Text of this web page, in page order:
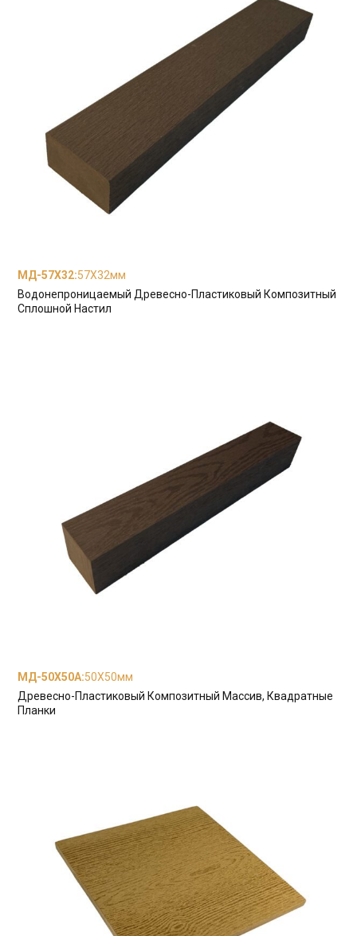
МД-57X32:57X32мм
Водонепроницаемый Древесно-Пластиковый Композитный
Сплошной Настил
МД-50Х50А:50X50мм
Древесно-Пластиковый Композитный Массив, Квадратные
Планки